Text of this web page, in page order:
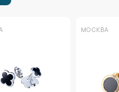
МОСКВА